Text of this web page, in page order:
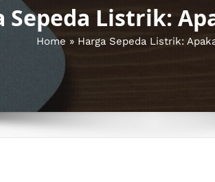
Sepeda Listrik:
Home » Harga Sepeda Listrik: